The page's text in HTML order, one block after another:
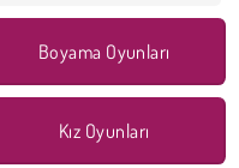
Boyama Oyunları
Kız Oyunları